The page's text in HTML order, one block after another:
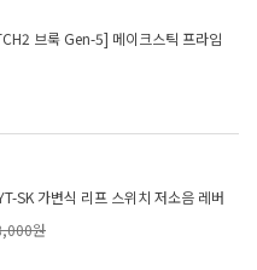
브룩 Gen-5] 메이크스틱 프라임
SK 가변식 리프 스위치 저소음 레버
원